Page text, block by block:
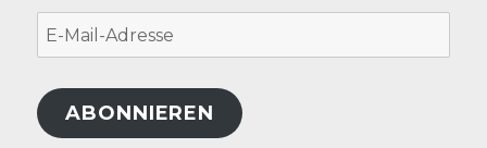
E-
Mail-
Adresse
ABONNIEREN